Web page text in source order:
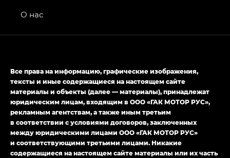
привод — GB AWD, Джи Эль Полный привод —
LOUNGE
Empow — Эмпау (Empow) в комплектации
Джи Эс — GS, Джи Эль с элементы экстерьера
в спортивном стиле — GL(S-Style)
О нас
Все права на информацию, графические изображения,
тексты и иные содержащиеся на настоящем сайте
материалы и объекты (далее — материалы), принадлежат
юридическим лицам, входящим в ООО «ГАК МОТОР РУС»,
рекламным агентствам, а также иным третьим
в соответствии с условиями договоров, заключенных
между юридическими лицами ООО «ГАК МОТОР РУС»
и соответствующими третьими лицами. Никакие
содержащиеся на настоящем сайте материалы или их часть